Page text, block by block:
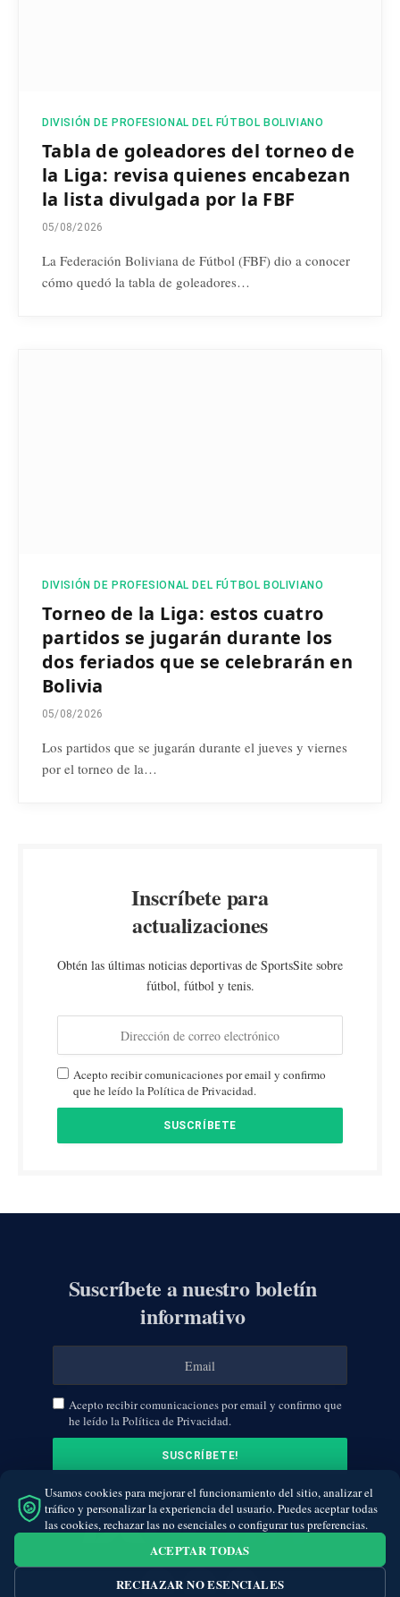
DIVISIÓN DE PROFESIONAL DEL FÚTBOL BOLIVIANO
Tabla de goleadores del torneo de
la Liga: revisa quienes encabezan
la lista divulgada por la FBF
05/08/2026
La Federación Boliviana de Fútbol (FBF) dio a conocer
cómo quedó la tabla de goleadores…
DIVISIÓN DE PROFESIONAL DEL FÚTBOL BOLIVIANO
Torneo de la Liga: estos cuatro
partidos se jugarán durante los
dos feriados que se celebrarán en
Bolivia
05/08/2026
Los partidos que se jugarán durante el jueves y viernes
por el torneo de la…
Inscríbete para
actualizaciones
Obtén las últimas noticias deportivas de SportsSite sobre
fútbol, fútbol y tenis.
Acepto recibir comunicaciones por email y confirmo
que he leído la Política de Privacidad.
FacebookTwitter Instagram
Suscríbete a nuestro boletín
informativo
Acepto recibir comunicaciones por email y confirmo que
he leído la Política de Privacidad.
Usamos cookies para mejorar el funcionamiento del sitio, analizar el
tráfico y personalizar la experiencia del usuario. Puedes aceptar todas
las cookies, rechazar las no esenciales o configurar tus preferencias.
ACEPTAR TODAS
RECHAZAR NO ESENCIALES